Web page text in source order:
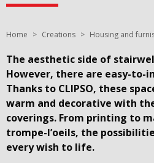
You are here:
Home Creations Housing and
The aesthetic side of
However, there are easy-to-
Thanks to CLIPSO, these
warm and decorative with
coverings. From printing to
trompe-l’oeils, the
every wish to life.